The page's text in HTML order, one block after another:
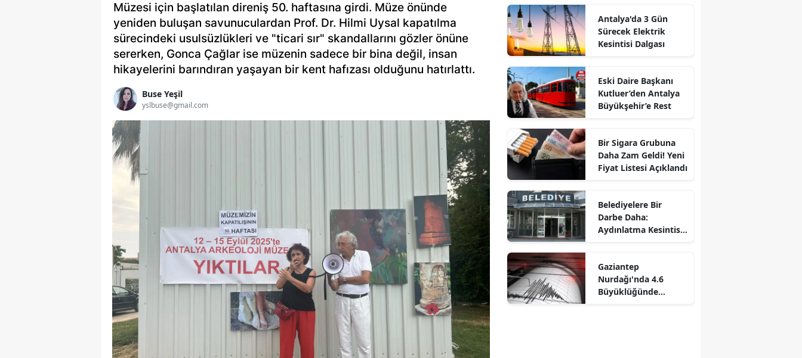
Müzesi için başlatılan direniş 50. haftasına girdi. Müze önünde
yeniden buluşan savunuculardan Prof. Dr. Hilmi Uysal kapatılma
sürecindeki usulsüzlükleri ve "ticari sır" skandallarını gözler önüne
sererken, Gonca Çağlar ise müzenin sadece bir bina değil, insan
hikayelerini barındıran yaşayan bir kent hafızası olduğunu hatırlattı.
Buse Yeşil
yslbuse@gmail.com
Antalya'da 3 Gün
Sürecek Elektrik
Kesintisi Dalgası
Eski Daire Başkanı
Kutluer’den Antalya
Büyükşehir’e Rest
Bir Sigara Grubuna
Daha Zam Geldi! Yeni
Fiyat Listesi Açıklandı
Belediyelere Bir
Darbe Daha:
Aydınlatma Kesintisi
Gaziantep
Nurdağı'nda 4.6
Büyüklüğünde